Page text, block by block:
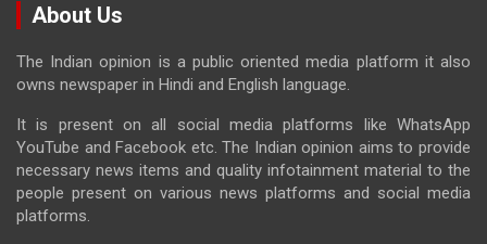
About Us
The Indian opinion is a public oriented media platform it also
owns newspaper in Hindi and English language.
It is present on all social media platforms like WhatsApp
YouTube and Facebook etc. The Indian opinion aims to provide
necessary news items and quality infotainment material to the
people present on various news platforms and social media
platforms.